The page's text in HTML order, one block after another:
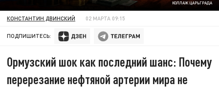
КОЛЛАЖ ЦАРЬГРАДА
КОНСТАНТИН ДВИНСКИЙ 02 МАРТА 09:15
ПОДПИШИТЕСЬ:
Ормузский шок как последний шанс: Почему
перерезание нефтяной артерии мира не